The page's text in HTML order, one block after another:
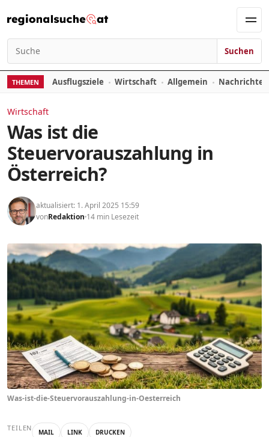
Suchen nach:
Suchen
THEMEN Ausflugsziele Wirtschaft Allgemein
Wirtschaft
Was ist die
Steuervorauszahlung in
Österreich?
aktualisiert: 1. April 2025 15:59
vonRedaktion 14 min Lesezeit
Was-ist-die-Steuervorauszahlung-in-Oesterreich
TEILEN MAIL LINK DRUCKEN